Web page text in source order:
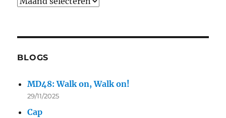
BLOGS
MD48: Walk on, Walk on!
29/11/2025
Cap